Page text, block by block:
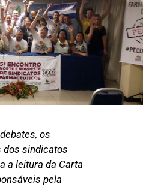
os
dos sindicatos
a leitura da Carta
pela